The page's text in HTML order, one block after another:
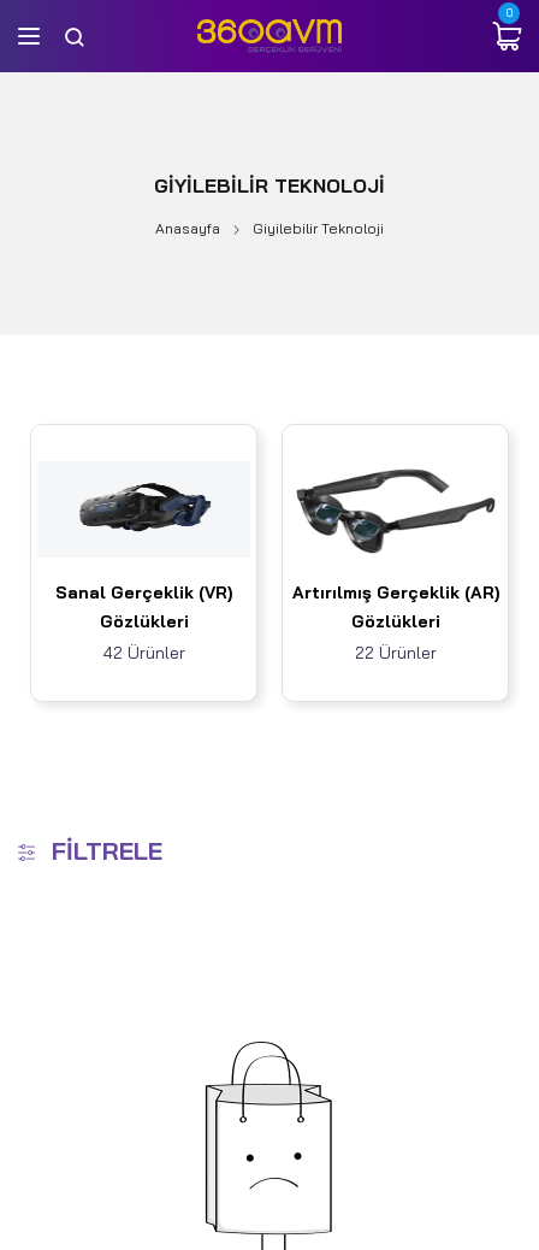
0
GIYILEBILIR TEKNOLOJI
Anasayfa Giyilebilir Teknoloji
Sanal Gerçeklik (VR)
Gözlükleri
42 Ürünler
Artırılmış Gerçeklik (AR)
Gözlükleri
22 Ürünler
FILTRELE